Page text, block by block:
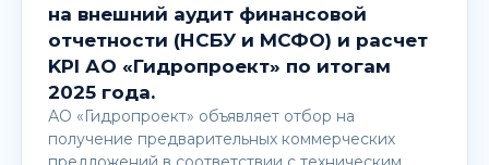
на внешний аудит финансовой
отчетности (НСБУ и МСФО) и расчет
KPI АО «Гидропроект» по итогам
2025 года.
АО «Гидропроект» объявляет отбор на
получение предварительных коммерческих